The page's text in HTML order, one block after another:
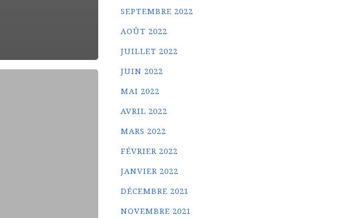
SEPTEMBRE 2022
AOÛT 2022
JUILLET 2022
JUIN 2022
MAI 2022
AVRIL 2022
MARS 2022
FÉVRIER 2022
JANVIER 2022
DÉCEMBRE 2021
NOVEMBRE 2021